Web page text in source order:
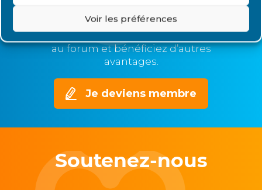
Voir les préférences
soyez informé en temps réel de
l’actualité de l’association, participez
au forum et bénéficiez d’autres
avantages.
Je deviens membre
Soutenez-nous